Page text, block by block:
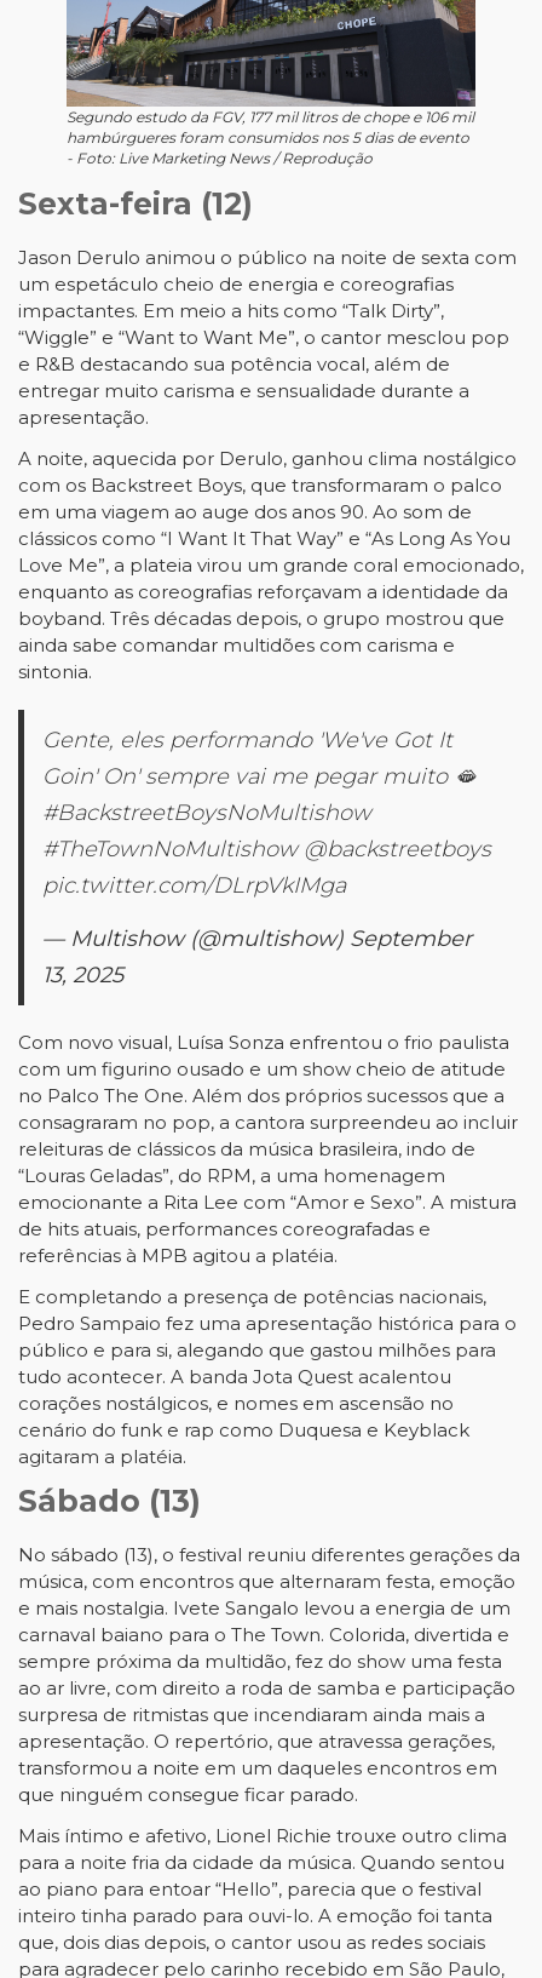
Segundo estudo da FGV, 177 mil litros de chope e 106 mil
hambúrgueres foram consumidos nos 5 dias de evento
- Foto: Live Marketing News / Reprodução
Sexta-feira (12)
Jason Derulo animou o público na noite de sexta com
um espetáculo cheio de energia e coreografias
impactantes. Em meio a hits como “Talk Dirty”,
“Wiggle” e “Want to Want Me”, o cantor mesclou pop
e R&B destacando sua potência vocal, além de
entregar muito carisma e sensualidade durante a
apresentação.
A noite, aquecida por Derulo, ganhou clima nostálgico
com os Backstreet Boys, que transformaram o palco
em uma viagem ao auge dos anos 90. Ao som de
clássicos como “I Want It That Way” e “As Long As You
Love Me”, a plateia virou um grande coral emocionado,
enquanto as coreografias reforçavam a identidade da
boyband. Três décadas depois, o grupo mostrou que
ainda sabe comandar multidões com carisma e
sintonia.
Gente, eles performando 'We've Got It
Goin' On' sempre vai me pegar muito 🫦
#BackstreetBoysNoMultishow
#TheTownNoMultishow @backstreetboys
pic.twitter.com/DLrpVkIMga
— Multishow (@multishow) September
13, 2025
Com novo visual, Luísa Sonza enfrentou o frio paulista
com um figurino ousado e um show cheio de atitude
no Palco The One. Além dos próprios sucessos que a
consagraram no pop, a cantora surpreendeu ao incluir
releituras de clássicos da música brasileira, indo de
“Louras Geladas”, do RPM, a uma homenagem
emocionante a Rita Lee com “Amor e Sexo”. A mistura
de hits atuais, performances coreografadas e
referências à MPB agitou a platéia.
E completando a presença de potências nacionais,
Pedro Sampaio fez uma apresentação histórica para o
público e para si, alegando que gastou milhões para
tudo acontecer. A banda Jota Quest acalentou
corações nostálgicos, e nomes em ascensão no
cenário do funk e rap como Duquesa e Keyblack
agitaram a platéia.
Sábado (13)
No sábado (13), o festival reuniu diferentes gerações da
música, com encontros que alternaram festa, emoção
e mais nostalgia. Ivete Sangalo levou a energia de um
carnaval baiano para o The Town. Colorida, divertida e
sempre próxima da multidão, fez do show uma festa
ao ar livre, com direito a roda de samba e participação
surpresa de ritmistas que incendiaram ainda mais a
apresentação. O repertório, que atravessa gerações,
transformou a noite em um daqueles encontros em
que ninguém consegue ficar parado.
Mais íntimo e afetivo, Lionel Richie trouxe outro clima
para a noite fria da cidade da música. Quando sentou
ao piano para entoar “Hello”, parecia que o festival
inteiro tinha parado para ouvi-lo. A emoção foi tanta
que, dois dias depois, o cantor usou as redes sociais
para agradecer pelo carinho recebido em São Paulo,